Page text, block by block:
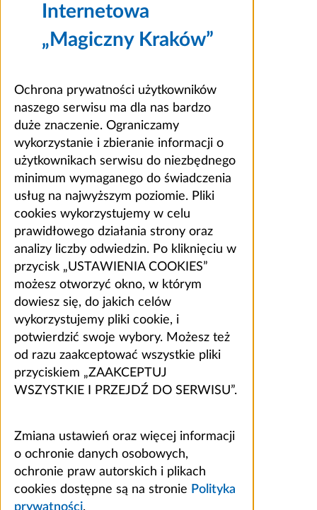
Internetowa
„Magiczny Kraków”
Ochrona prywatności użytkowników
naszego serwisu ma dla nas bardzo
duże znaczenie. Ograniczamy
wykorzystanie i zbieranie informacji o
użytkownikach serwisu do niezbędnego
minimum wymaganego do świadczenia
usług na najwyższym poziomie. Pliki
cookies wykorzystujemy w celu
prawidłowego działania strony oraz
analizy liczby odwiedzin. Po kliknięciu w
przycisk „USTAWIENIA COOKIES”
możesz otworzyć okno, w którym
dowiesz się, do jakich celów
wykorzystujemy pliki cookie, i
potwierdzić swoje wybory. Możesz też
od razu zaakceptować wszystkie pliki
przyciskiem „ZAAKCEPTUJ
WSZYSTKIE I PRZEJDŹ DO SERWISU”.
Zmiana ustawień oraz więcej informacji
o ochronie danych osobowych,
ochronie praw autorskich i plikach
cookies dostępne są na stronie Polityka
prywatności.